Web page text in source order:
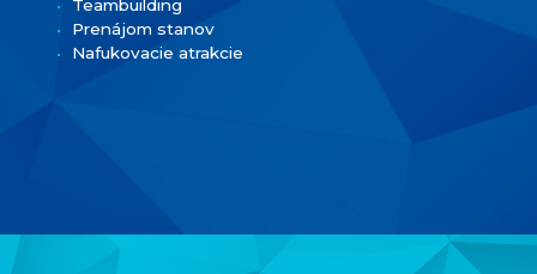
Teambuilding
Prenájom stanov
Nafukovacie atrakcie